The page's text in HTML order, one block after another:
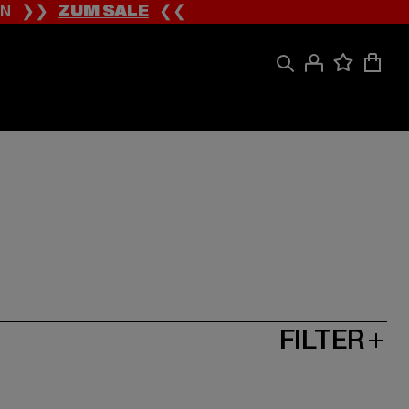
❯❯ZUM SALE❮❮
FILTER